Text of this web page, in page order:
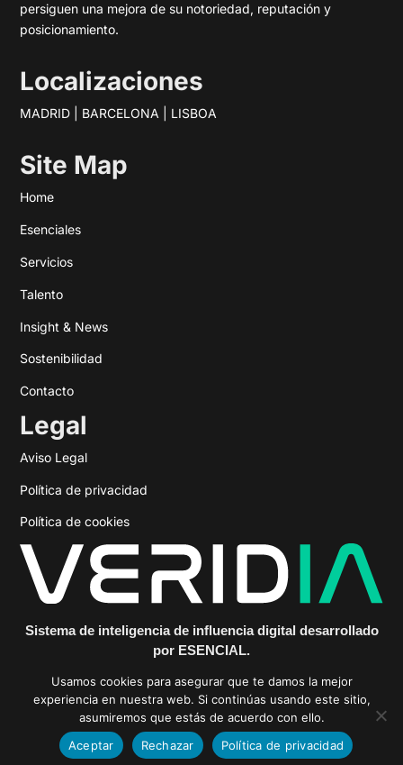
persiguen una mejora de su notoriedad, reputación y
posicionamiento.
Localizaciones
MADRID | BARCELONA | LISBOA
Site Map
Home
Esenciales
Servicios
Talento
Insight & News
Sostenibilidad
Contacto
Legal
Aviso Legal
Política de privacidad
Política de cookies
Sistema de inteligencia de influencia digital desarrollado
por ESENCIAL.
https://veridiainfluencia.com
© 2025 ESENCIAL PR & Comm Agency
Usamos cookies para asegurar que te damos la mejor
experiencia en nuestra web. Si continúas usando este sitio,
asumiremos que estás de acuerdo con ello.
Aceptar
Rechazar Política de privacidad